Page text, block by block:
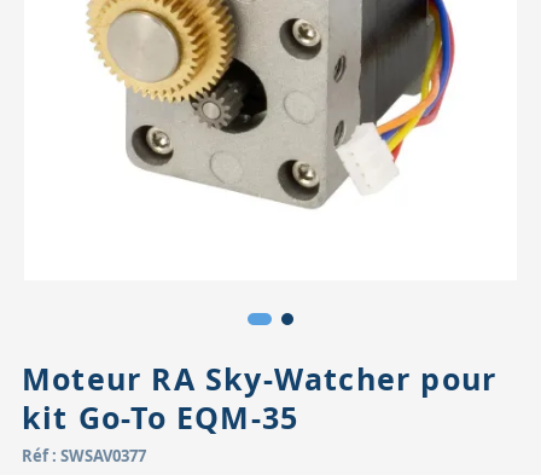
Accessoires pour montures
Têtes
Pièces détachées
Moteur RA Sky-Watcher pour
kit Go-To EQM-35
Réf : SWSAV0377